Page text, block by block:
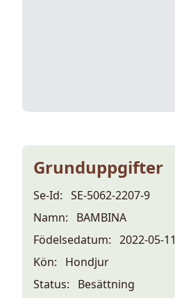
Grunduppgifter
Se-Id: SE-5062-2207-9
Namn:
BAMBINA
Födelsedatum: 2022-05-11
Kön:
Hondjur
Status:
Besättning